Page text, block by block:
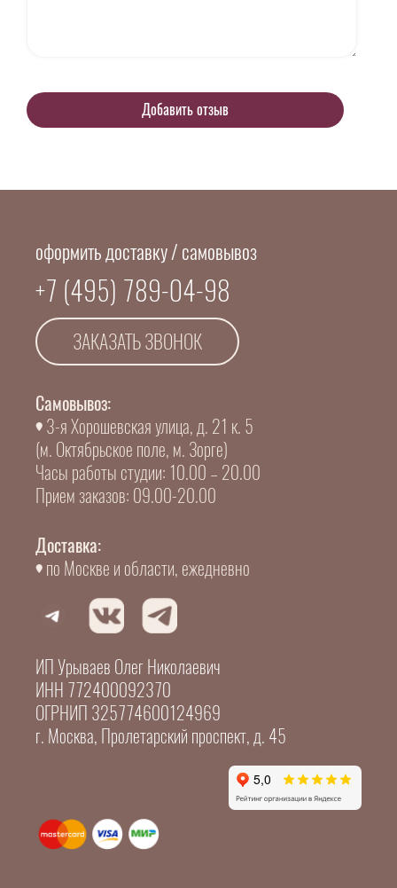
оформить доставку / самовывоз
+7 (495) 789-04-98
ЗАКАЗАТЬ ЗВОНОК
Самовывоз:
3-я Хорошевская улица, д. 21 к. 5
(м. Октябрьское поле, м. Зорге)
Часы работы студии: 10.00 – 20.00
Прием заказов: 09.00-20.00
Доставка:
по Москве и области, ежедневно
ИП Урываев Олег Николаевич
ИНН 772400092370
ОГРНИП 325774600124969
г. Москва, Пролетарский проспект, д. 45